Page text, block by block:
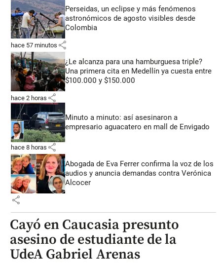
Perseidas, un eclipse y más fenómenos
astronómicos de agosto visibles desde
Colombia
hace 57 minutos share
¿Le alcanza para una hamburguesa triple?
Una primera cita en Medellín ya cuesta entre
$100.000 y $150.000
hace 2 horas share
Minuto a minuto: así asesinaron a
empresario aguacatero en mall de Envigado
hace 8 horas share
Abogada de Eva Ferrer confirma la voz de los
audios y anuncia demandas contra Verónica
Alcocer
share
Cayó en Caucasia presunto
asesino de estudiante de la
UdeA Gabriel Arenas